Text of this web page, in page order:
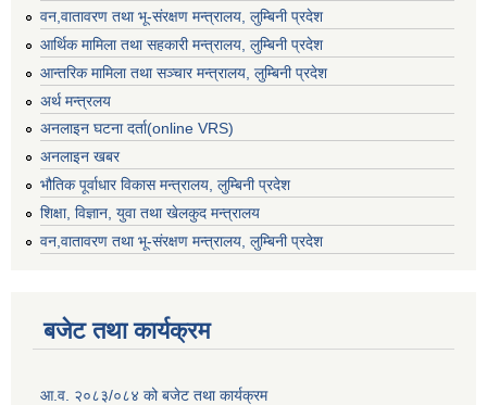
वन,वातावरण तथा भू-संरक्षण मन्त्रालय, लुम्बिनी प्रदेश
आर्थिक मामिला तथा सहकारी मन्त्रालय, लुम्बिनी प्रदेश
आन्तरिक मामिला तथा सञ्चार मन्त्रालय, लुम्बिनी प्रदेश
अर्थ मन्त्रलय
अनलाइन घटना दर्ता(online VRS)
अनलाइन खबर
भौतिक पूर्वाधार विकास मन्त्रालय, लुम्बिनी प्रदेश
शिक्षा, विज्ञान, युवा तथा खेलकुद मन्‍‍त्रालय
वन,वातावरण तथा भू-संरक्षण मन्त्रालय, लुम्बिनी प्रदेश
बजेट तथा कार्यक्रम
आ.व. २०८३/०८४ को बजेट तथा कार्यक्रम